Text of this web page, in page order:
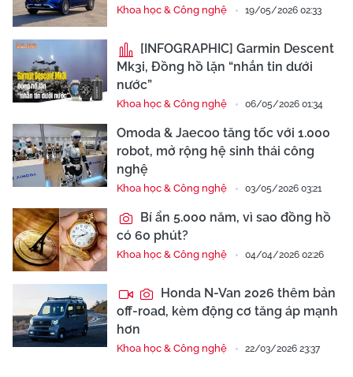
Khoa học & Công nghệ 19/05/2026 02:33
[INFOGRAPHIC] Garmin Descent
Mk3i, Đồng hồ lặn “nhắn tin dưới
nước”
Khoa học & Công nghệ 06/05/2026 01:34
Omoda & Jaecoo tăng tốc với 1.000
robot, mở rộng hệ sinh thái công
nghệ
Khoa học & Công nghệ 03/05/2026 03:21
Bí ẩn 5.000 năm, vì sao đồng hồ
có 60 phút?
Khoa học & Công nghệ 04/04/2026 02:26
Honda N-Van 2026 thêm bản
off-road, kèm động cơ tăng áp mạnh
hơn
Khoa học & Công nghệ 22/03/2026 23:37